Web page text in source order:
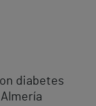
diabetes